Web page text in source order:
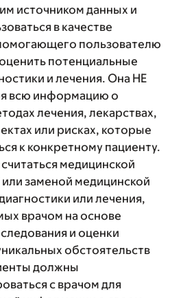
источником данных и
в качестве
пользователю
потенциальные
и лечения. Она НЕ
всю информацию о
лечения, лекарствах,
или рисках, которые
к конкретному пациенту.
медицинской
или заменой медицинской
или лечения,
врачом на основе
и оценки
обстоятельств
должны
с врачом для